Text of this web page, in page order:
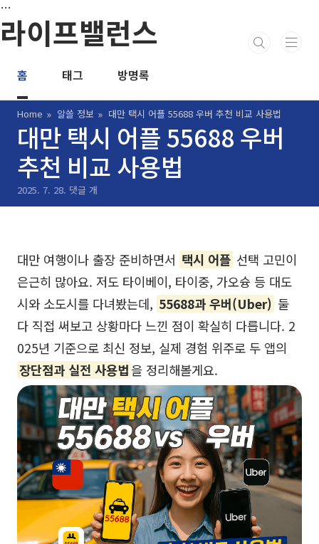
…
본문 바로가기
라이프밸런스
홈 태그 방명록
Home 알쓸 정보 대만 택시 어플 55688 우버 추천 비교 사용법
대만 택시 어플 55688 우버
추천 비교 사용법
2025. 7. 28. 댓글 개
대만 여행이나 출장 준비하면서 택시 어플 선택 고민이
은근히 많아요. 저도 타이베이, 타이중, 가오슝 등 대도
시와 소도시를 다녀봤는데, 55688과 우버(Uber) 둘
다 직접 써보고 상황마다 느낀 점이 확실히 다릅니다. 2
025년 기준으로 최신 정보, 실제 경험 위주로 두 앱의
장단점과 실전 사용법을 정리해볼게요.